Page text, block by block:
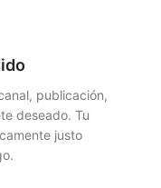
un
reales
la entrega en un
publicación,
deseado. Tu
justo